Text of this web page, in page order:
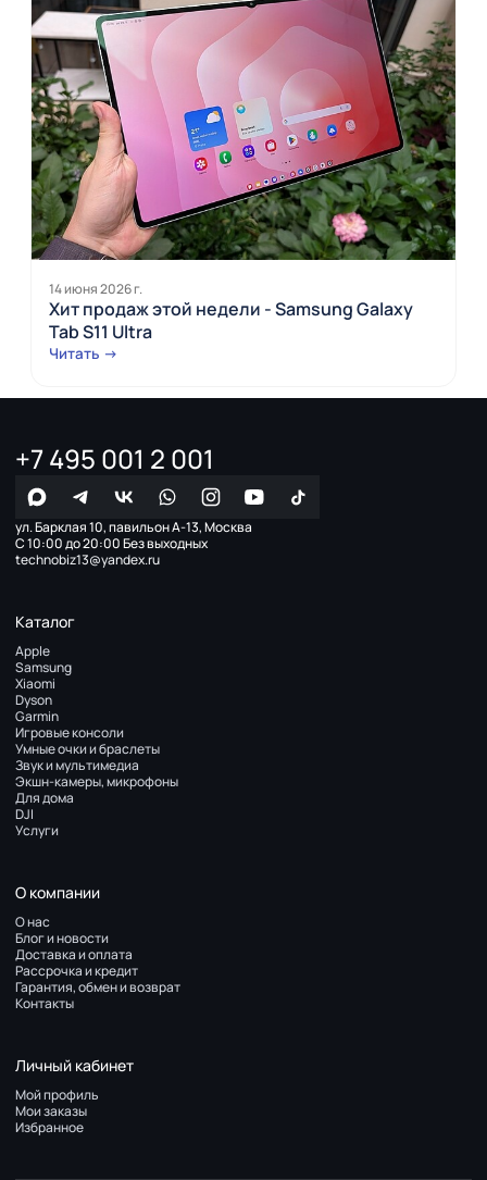
14 июня 2026 г.
Хит продаж этой недели - Samsung Galaxy
Tab S11 Ultra
Читать →
+7 495 001 2 001
ул. Барклая 10, павильон А-13, Москва
С 10:00 до 20:00 Без выходных
technobiz13@yandex.ru
Каталог
Apple
Samsung
Xiaomi
Dyson
Garmin
Игровые консоли
Умные очки и браслеты
Звук и мультимедиа
Экшн-камеры, микрофоны
Для дома
DJI
Услуги
О компании
О нас
Блог и новости
Доставка и оплата
Рассрочка и кредит
Гарантия, обмен и возврат
Контакты
Личный кабинет
Мой профиль
Мои заказы
Избранное